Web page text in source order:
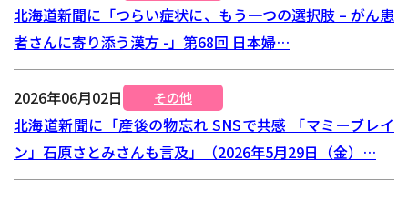
北海道新聞に「つらい症状に、もう一つの選択肢 – がん患
者さんに寄り添う漢方 -」第68回 日本婦…
2026年06月02日 その他
北海道新聞に「産後の物忘れ SNSで共感 「マミーブレイ
ン」石原さとみさんも言及」（2026年5月29日（金）…